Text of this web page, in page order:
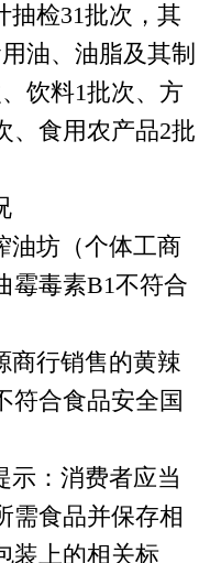
抽检31批次，其
油、油脂及其制
饮料1批次、方
、食用农产品2批
油坊（个体工商
霉毒素B1不符合
商行销售的黄辣
符合食品安全国
示：消费者应当
需食品并保存相
装上的相关标